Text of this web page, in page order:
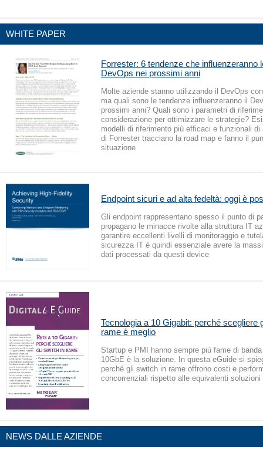
WHITE PAPER
Forrester: 6 tendenze che influenzeranno
DevOps nei prossimi anni
Molte aziende stanno utilizzando il DevOps
ma quali sono le tendenze influenzeranno il
prossimi anni? Quali sono i parametri di
considerazione per ottimizzare le strategie?
modelli di riferimento più efficaci e funzionali
di Forrester tracciano la road map e fanno il
situazione
Endpoint sicuri e ad alta fedeltà: oggi è
Gli endpoint rappresentano spesso il punto di
propagano le minacce rivolte alla struttura IT
garantire eccellenti livelli di monitoraggio e
sicurezza IT è quindi essenziale avere la
dati processati da questi device
Tecnologia a 10 Gigabit: perché scegliere
rame è meglio
Startup e PMI hanno sempre più fame di
10GbE è la soluzione. In questa eGuide si
perché gli switch in rame offrono costi e
concorrenziali rispetto alle equivalenti soluzioni
NEWS DALLE AZIENDE